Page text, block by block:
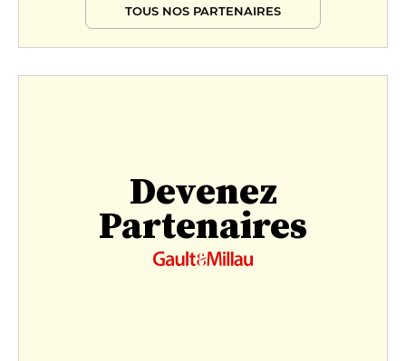
TOUS NOS PARTENAIRES
Devenez
Partenaires